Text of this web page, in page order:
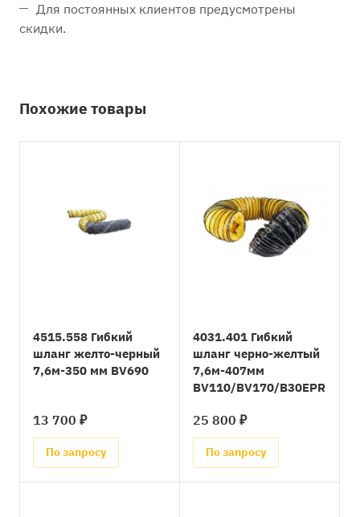
Для постоянных клиентов предусмотрены
скидки.
Похожие товары
4515.558 Гибкий
шланг желто-черный
7,6м-350 мм BV690
13 700 ₽
По запросу
4031.401 Гибкий
шланг черно-желтый
7,6м-407мм
BV110/BV170/B30EPR
25 800 ₽
По запросу